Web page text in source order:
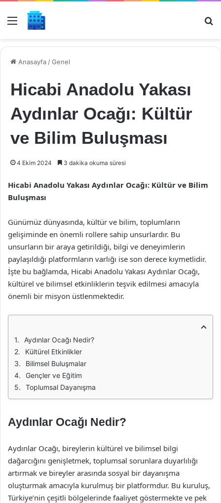
Menü
Anasayfa /Genel
Hicabi Anadolu Yakası
Aydınlar Ocağı: Kültür
ve Bilim Buluşması
4 Ekim 2024 3 dakika okuma süresi
Hicabi Anadolu Yakası Aydınlar Ocağı: Kültür ve Bilim
Buluşması
Günümüz dünyasında, kültür ve bilim, toplumların
gelişiminde en önemli rollere sahip unsurlardır. Bu
unsurların bir araya getirildiği, bilgi ve deneyimlerin
paylaşıldığı platformların varlığı ise son derece kıymetlidir.
İşte bu bağlamda, Hicabi Anadolu Yakası Aydınlar Ocağı,
kültürel ve bilimsel etkinliklerin teşvik edilmesi amacıyla
önemli bir misyon üstlenmektedir.
Aydınlar Ocağı Nedir?
Kültürel Etkinlikler
Bilimsel Buluşmalar
Gençler ve Eğitim
Toplumsal Dayanışma
Aydınlar Ocağı Nedir?
Aydınlar Ocağı, bireylerin kültürel ve bilimsel bilgi
dağarcığını genişletmek, toplumsal sorunlara duyarlılığı
artırmak ve bireyler arasında sosyal bir dayanışma
oluşturmak amacıyla kurulmuş bir platformdur. Bu kuruluş,
Türkiye’nin çeşitli bölgelerinde faaliyet göstermekte ve pek